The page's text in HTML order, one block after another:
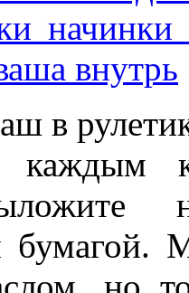
в
каждым
бумагой.